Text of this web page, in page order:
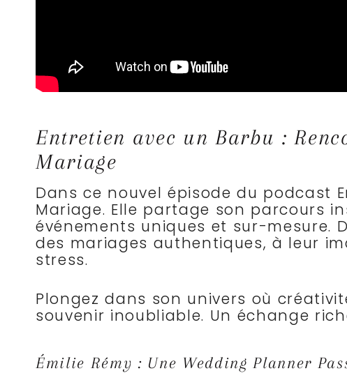
Entretien avec un Barbu :
Mariage
Dans ce nouvel épisode du podcast
Mariage. Elle partage son parcours
événements uniques et sur-mesure.
des mariages authentiques, à leur
stress.
Plongez dans son univers où
souvenir inoubliable. Un échange
Émilie Rémy : Une Wedding Planner